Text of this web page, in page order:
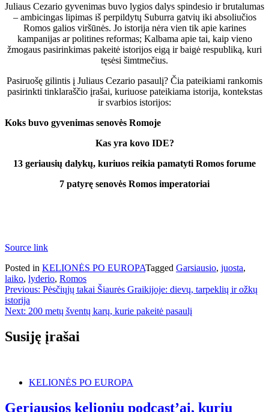
Juliaus Cezario gyvenimas buvo lygios dalys spindesio ir brutalumas
– ambicingas lipimas iš perpildytų Suburra gatvių iki absoliučios
Romos galios viršūnės. Jo istorija nėra vien tik apie karines
kampanijas ar politines reformas; Kalbama apie tai, kaip vieno
žmogaus pasirinkimas pakeitė istorijos eigą ir baigė respubliką, kuri
tęsėsi šimtmečius.
Pasiruošę gilintis į Juliaus Cezario pasaulį? Čia pateikiami rankomis
pasirinkti tinklaraščio įrašai, kuriuose pateikiama istorija, kontekstas
ir svarbios istorijos:
Koks buvo gyvenimas senovės Romoje
Kas yra kovo IDE?
13 geriausių dalykų, kuriuos reikia pamatyti Romos forume
7 patyrę senovės Romos imperatoriai
Source link
Posted in KELIONĖS PO EUROPATagged Garsiausio, juosta,
laiko, lyderio, Romos
Navigacija
tarp
Previous: Pėsčiųjų takai Šiaurės Graikijoje: dievų, tarpeklių ir ožkų
istorija
Next: 200 metų šventų karų, kurie pakeitė pasaulį
Susiję įrašai
KELIONĖS PO EUROPA
Geriausios kelionių podcast’ai, kurių